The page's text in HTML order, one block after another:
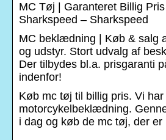
MC Tøj | Garanteret Billig
Sharkspeed – Sharkspeed
MC beklædning | Køb & salg
og udstyr. Stort udvalg af
Der tilbydes bl.a. prisgaranti
indenfor!
Køb mc tøj til billig pris. Vi
motorcykelbeklædning.
i dag og køb de mc tøj, der er